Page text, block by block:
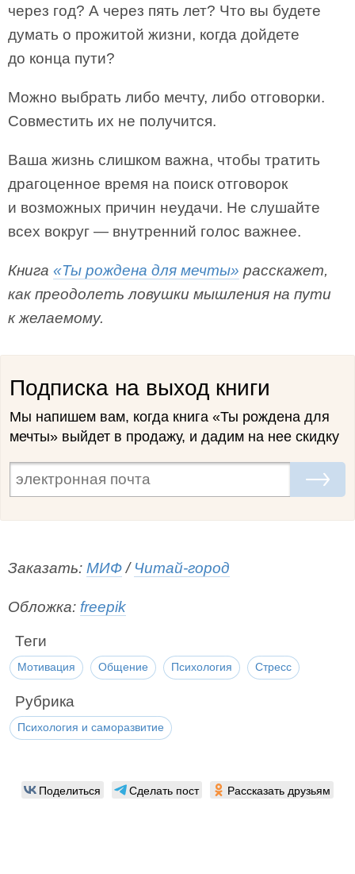
через год? А через пять лет? Что вы будете
думать о прожитой жизни, когда дойдете
до конца пути?
Можно выбрать либо мечту, либо отговорки.
Совместить их не получится.
Ваша жизнь слишком важна, чтобы тратить
драгоценное время на поиск отговорок
и возможных причин неудачи. Не слушайте
всех вокруг — внутренний голос важнее.
Книга «Ты рождена для мечты» расскажет,
как преодолеть ловушки мышления на пути
к желаемому.
Подписка на выход книги
Мы напишем вам, когда книга «Ты рождена для
мечты» выйдет в продажу, и дадим на нее скидку
Заказать: МИФ/ Читай-город
Обложка: freepik
Теги
Мотивация Общение Психология Стресс
Рубрика
Психология и саморазвитие
Поделиться Сделать пост Рассказать друзьям